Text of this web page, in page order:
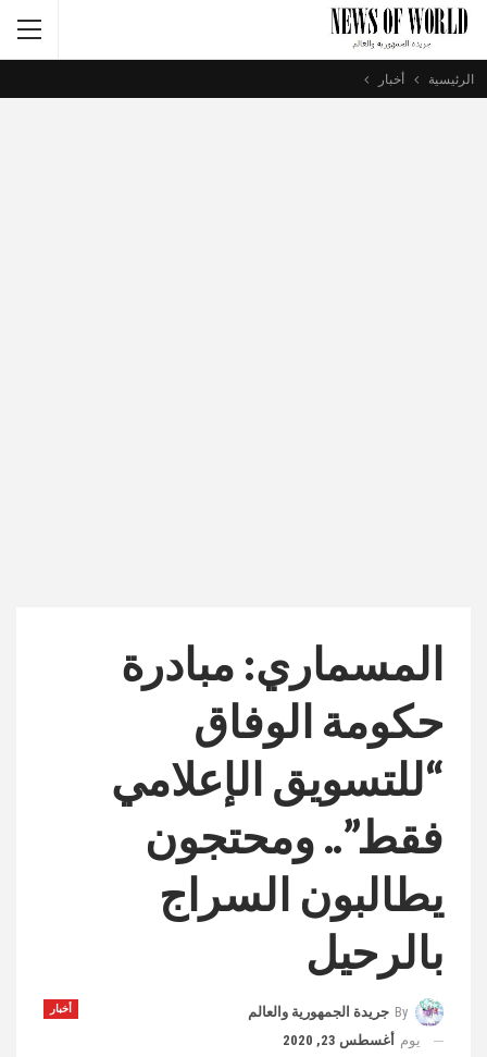
الرئيسية أخبار
المسماري: مبادرة
حكومة الوفاق
“للتسويق الإعلامي
فقط”.. ومحتجون
يطالبون السراج
بالرحيل
أخبار By جريدة الجمهورية والعالم
يوم أغسطس 23, 2020